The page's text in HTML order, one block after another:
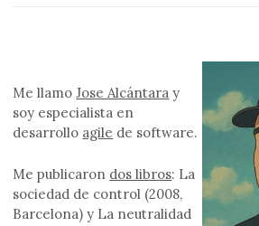
Me llamoJose Alcántara y
soy especialista en
desarrollo agile de software.
Me publicaron dos libros: La
sociedad de control (2008,
Barcelona) y La neutralidad